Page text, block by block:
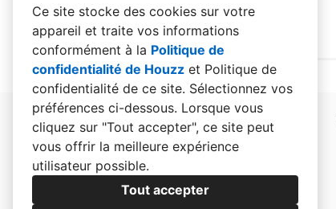
Ce site stocke des cookies sur votre
appareil et traite vos informations
conformément à la Politique de
confidentialité de Houzz et Politique de
confidentialité de ce site. Sélectionnez vos
préférences ci-dessous. Lorsque vous
cliquez sur "Tout accepter", ce site peut
vous offrir la meilleure expérience
utilisateur possible.
Tout accepter